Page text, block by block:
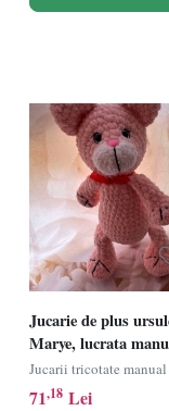
Jucarie de plus
Marye, lucrata
handmade, textil, roz,
cm
Jucarii tricotate manual
71,18 Lei